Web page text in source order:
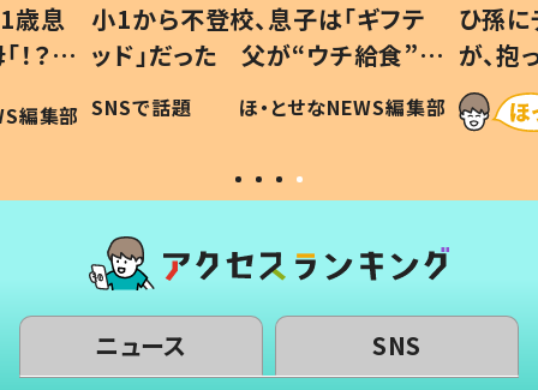
歳息
？」
編集部
小1から不登校、息子は「ギフテ
ッド」だった 父が“ウチ給食”を
作り続ける理由とは #令和の親
#令和の子
SNSで話題 ほ・とせなNEWS編集部
ひ孫
が、
「涙が
い」
ニュース SNS